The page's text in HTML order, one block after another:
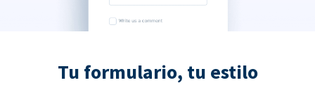
Tu formulario, tu estilo